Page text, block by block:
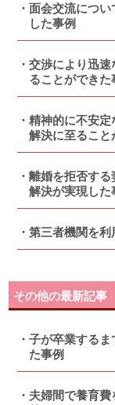
面会交流につい
した事例
交渉により迅速
ることができた
精神的に不安定
解決に至ること
離婚を拒否する
解決が実現した
第三者機関を利
その他の最新記事
子が卒業するま
た事例
夫婦間で養育